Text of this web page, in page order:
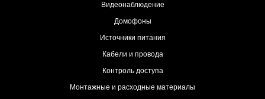
Видеонаблюдение
Домофоны
Источники питания
Кабели и провода
Контроль доступа
Монтажные и расходные материалы